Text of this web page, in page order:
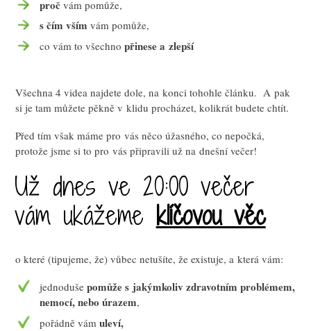
proč vám pomůže,
s čím vším vám pomůže,
co vám to všechnopřinese a zlepší
Všechna 4 videa najdete dole, na konci tohohle článku. A pak
si je tam můžete pěkně v klidu procházet, kolikrát budete chtít.
Před tím však máme pro vás něco úžasného, co nepočká,
protože jsme si to pro vás připravili už na dnešní večer!
Už dnes ve 20:00 večer
vám ukážeme klíčovou věc
o které (tipujeme, že) vůbec netušíte, že existuje, a která vám:
jednoduše pomůže s jakýmkoliv zdravotním problémem,
nemocí, nebo úrazem,
pořádně vámuleví,